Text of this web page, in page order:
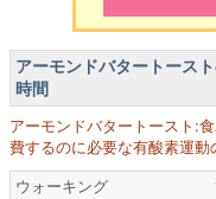
アーモンドバタートース
時間
アーモンドバタートースト:
費するのに必要な有酸素運動
ウォーキング